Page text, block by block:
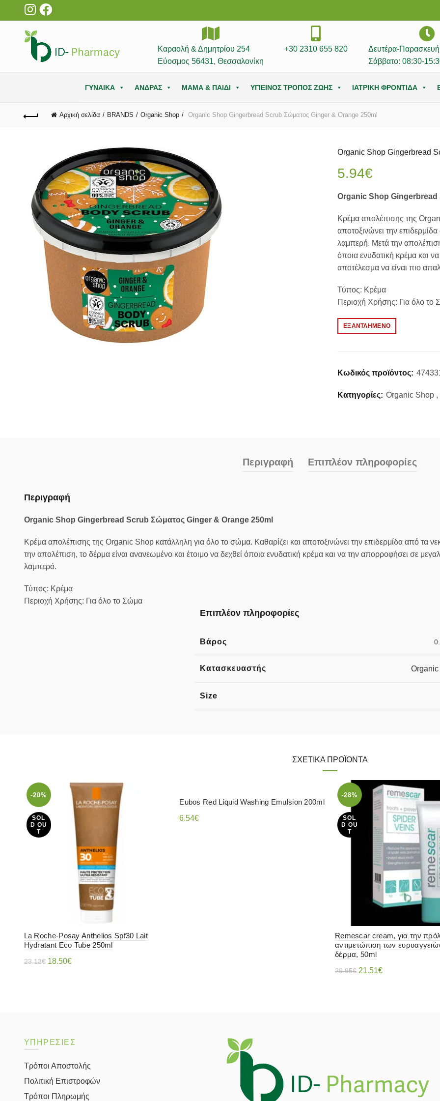
Καραολή & Δημητρίου 254
Εύοσμος 56431, Θεσσαλονίκη
+30 2310 655 820
Δευτέρα-
Σάββατο: 08:30-
ΓΥΝΑΙΚΑ ΑΝΔΡΑΣ ΜΑΜΑ & ΠΑΙΔΙ ΥΓΙΕΙΝΟΣ ΤΡΟΠΟΣ ΖΩΗΣ ΙΑΤΡΙΚΗ ΦΡΟΝΤΙΔΑ
Αρχική σελίδα BRANDS Organic Shop Organic Shop Gingerbread Scrub Σώματος Ginger & Orange 250ml
Organic Shop Gingerbread
5.94€
Organic Shop Gingerbread
Κρέμα απολέπισης της
αποτοξινώνει την
λαμπερή. Μετά την
όποια ενυδατική κρέμα και
αποτέλεσμα να είναι πιο
Τύπος: Κρέμα
Περιοχή Χρήσης: Για όλο το
ΕΞΑΝΤΛΗΜΈΝΟ
Κωδικός προϊόντος:
Κατηγορίες: Organic Shop ,
Περιγραφή Επιπλέον πληροφορίες
Περιγραφή
Organic Shop Gingerbread Scrub Σώματος Ginger & Orange 250ml
Κρέμα απολέπισης της Organic Shop κατάλληλη για όλο το σώμα. Καθαρίζει και αποτοξινώνει την επιδερμίδα από τα
την απολέπιση, το δέρμα είναι ανανεωμένο και έτοιμο να δεχθεί όποια ενυδατική κρέμα και να την απορροφήσει σε
λαμπερό.
Τύπος: Κρέμα
Περιοχή Χρήσης: Για όλο το Σώμα
Επιπλέον πληροφορίες
Βάρος
Κατασκευαστής
Size
ΣΧΕΤΙΚΆ ΠΡΟΪΌΝΤΑ
-20%
SOL
D OU
T
La Roche-Posay Anthelios Spf30 Lait
Hydratant Eco Tube 250ml
23.12€ Original
18.50€Η
Eubos Red Liquid Washing Emulsion 200ml
6.54€
-28%
SOL
D OU
T
Remescar cream, για την
αντιμετώπιση των
δέρμα, 50ml
29.95€ Original
21.51€Η
ΥΠΗΡΕΣΙΕΣ
Τρόποι Αποστολής
Πολιτική Επιστροφών
Τρόποι Πληρωμής